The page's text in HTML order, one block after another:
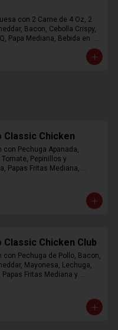
con 2 Carne de 4 Oz, 2
Bacon, Cebolla Crispy,
Papa Mediana, Bebida en
Classic Chicken
con Pechuga Apanada,
Tomate, Pepinillos y
Papas Fritas Mediana,
Classic Chicken Club
con Pechuga de Pollo, Bacon,
Mayonesa, Lechuga,
Fritas Mediana y